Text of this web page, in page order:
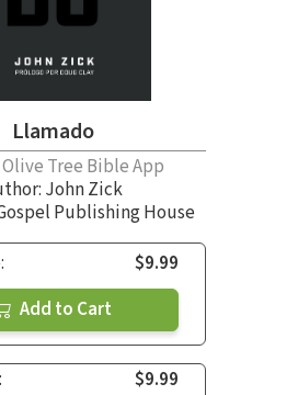
Llamado
Tree Bible App
John Zick
Publishing House
$9.99
Add to Cart
$9.99